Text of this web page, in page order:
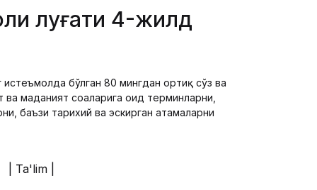
луғати 4-жилд
истеъмолда бўлган 80 мингдан ортиқ сўз ва
маданият соҳаларига оид терминларни,
баъзи тарихий ва эскирган атамаларни
| Ta'lim |